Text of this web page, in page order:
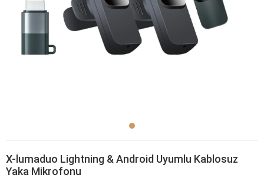
X-lumaduo Lightning & Android Uyumlu Kablosuz
Yaka Mikrofonu